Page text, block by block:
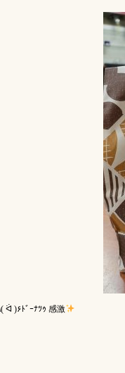
遠くからわざわざ起こしくださったお客様がドーナツの差し入れを٩( ᐛ )۶ﾄﾞｰﾅﾂｩ 感激